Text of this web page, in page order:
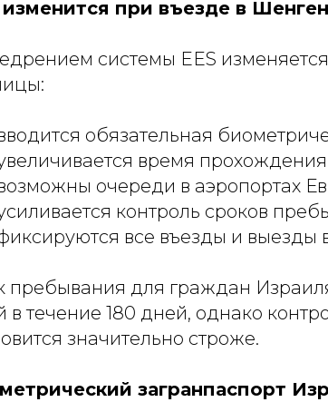
при въезде в
системы EES
обязательная
время
очереди в аэропортах
контроль сроков
все въезды и
пребывания для граждан
в течение 180 дней, однако
значительно строже.
загранпаспорт